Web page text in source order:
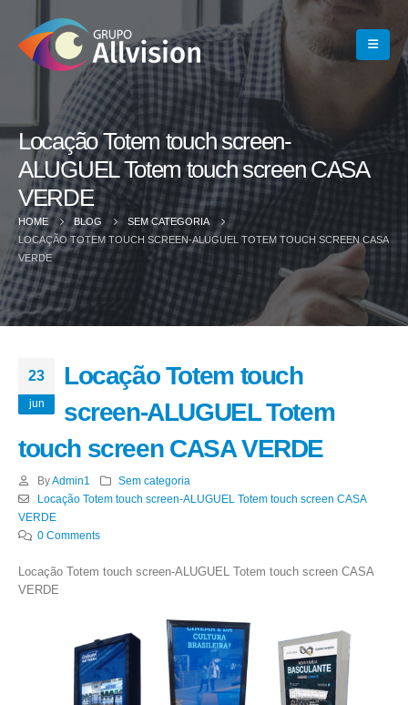
Locação Totem touch screen-
ALUGUEL Totem touch screen CASA
VERDE
HOME BLOG
SEM CATEGORIA
LOCAÇÃO TOTEM TOUCH SCREEN-ALUGUEL TOTEM TOUCH SCREEN CASA
VERDE
23
jun
Locação Totem touch
screen-ALUGUEL Totem
touch screen CASA VERDE
ByAdmin1
Sem categoria
Locação Totem touch screen-ALUGUEL Totem touch screen CASA
VERDE
0 Comments
Locação Totem touch screen-ALUGUEL Totem touch screen CASA
VERDE